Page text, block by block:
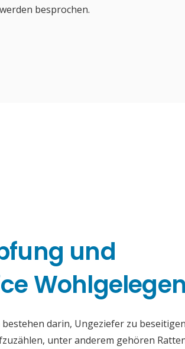
werden besprochen.
und
Wohlgelegen
darin, Ungeziefer zu
unter anderem gehören